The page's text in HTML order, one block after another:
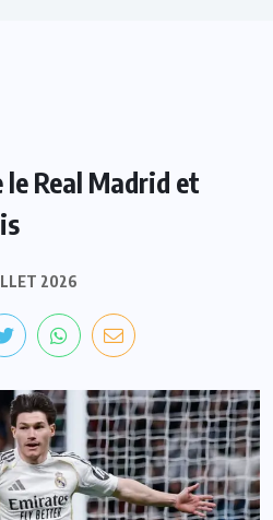
Real Madrid et
2026